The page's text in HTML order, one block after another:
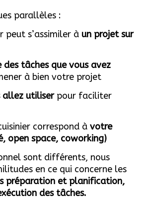
parallèles :
peut s’assimiler à un projet sur
des tâches que vous avez
à bien votre projet
allez utiliserpour faciliter
correspond à votre
open space, coworking)
sont différents, nous
en ce qui concerne les
préparation et planification,
des tâches.